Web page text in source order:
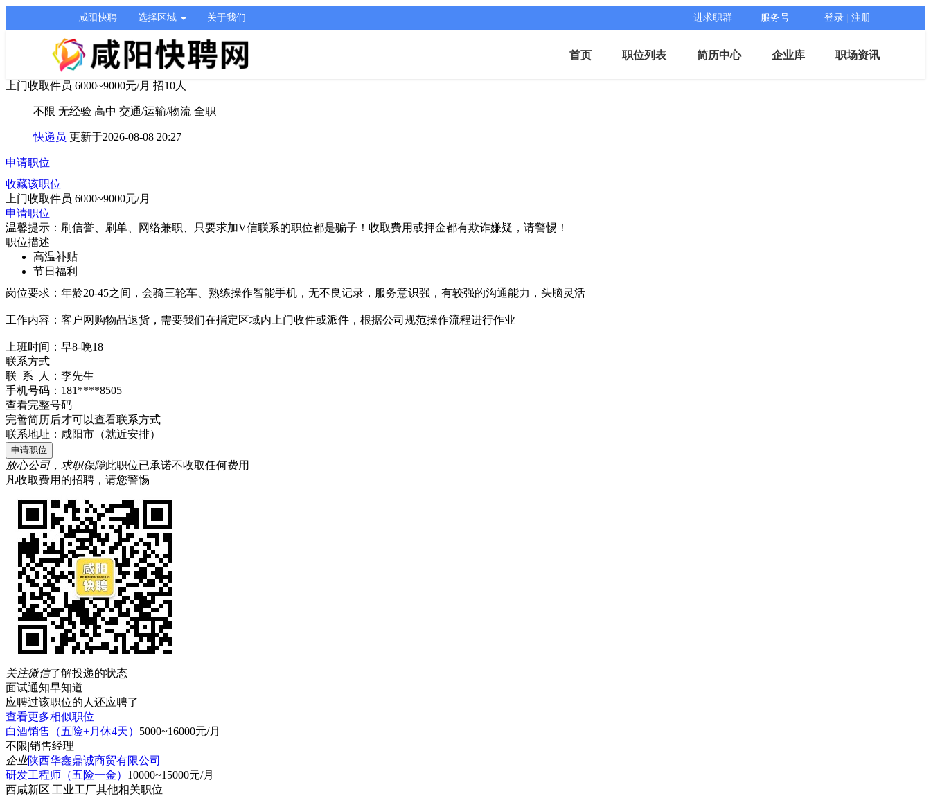
咸阳快聘 选择区域 关于我们 进求职群 服务号 登录 注册
首页 职位列表 简历中心 企业库 职场资讯
上门收取件员 6000~9000元/月 招10人
不限 无经验 高中 交通/运输/物流 全职
快递员 更新于2026-08-08 20:27
申请职位
收藏该职位
上门收取件员 6000~9000元/月
申请职位
温馨提示：刷信誉、刷单、网络兼职、只要求加V信联系的职位都是骗子！收取费用或押金都有欺诈嫌疑，请警惕！
职位描述
高温补贴
节日福利
岗位要求：年龄20-45之间，会骑三轮车、熟练操作智能手机，无不良记录，服务意识强，有较强的沟通能力，头脑灵活
工作内容：客户网购物品退货，需要我们在指定区域内上门收件或派件，根据公司规范操作流程进行作业
上班时间：早8-晚18
联系方式
联 系 人： 李先生
手机号码： 181****8505
查看完整号码
完善简历后才可以查看联系方式
联系地址： 咸阳市（就近安排）
申请职位
放心公司，求职保障此职位已承诺不收取任何费用
凡收取费用的招聘，请您警惕
关注微信了解投递的状态
面试通知早知道
应聘过该职位的人还应聘了
查看更多相似职位
白酒销售（五险+月休4天） 5000~16000元/月
不限|销售经理
企业陕西华鑫鼎诚商贸有限公司
研发工程师（五险一金） 10000~15000元/月
西咸新区|工业工厂其他相关职位